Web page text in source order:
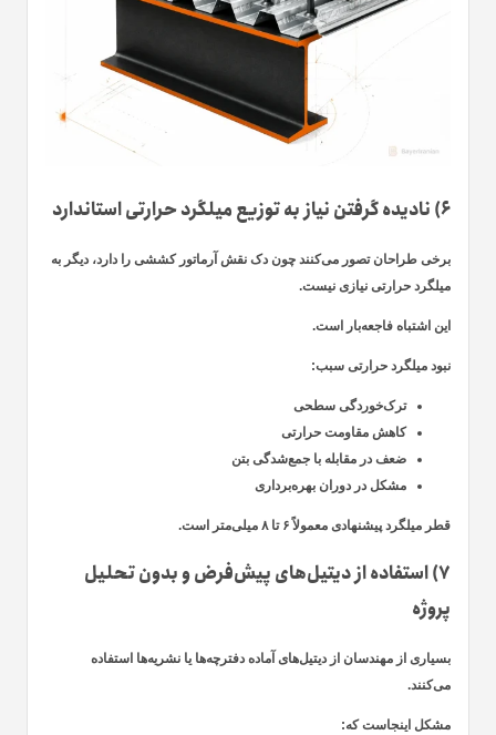
۶) نادیده گرفتن نیاز به توزیع میلگرد حرارتی استاندارد
برخی طراحان تصور می‌کنند چون دک نقش آرماتور کششی را دارد، دیگر به
میلگرد حرارتی نیازی نیست.
این اشتباه فاجعه‌بار است.
نبود میلگرد حرارتی سبب:
ترک‌خوردگی سطحی
کاهش مقاومت حرارتی
ضعف در مقابله با جمع‌شدگی بتن
مشکل در دوران بهره‌برداری
قطر میلگرد پیشنهادی معمولاً ۶ تا ۸ میلی‌متر است.
۷) استفاده از دیتیل‌های پیش‌فرض و بدون تحلیل
پروژه
بسیاری از مهندسان از دیتیل‌های آماده دفترچه‌ها یا نشریه‌ها استفاده
می‌کنند.
مشکل اینجاست که: